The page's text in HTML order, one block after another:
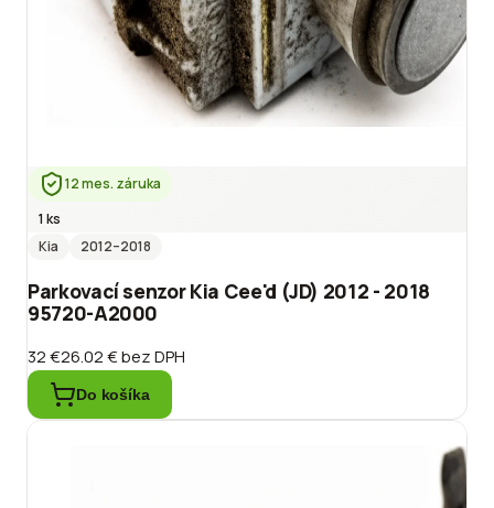
12 mes. záruka
1 ks
Kia
2012–2018
Parkovací senzor Kia Cee'd (JD) 2012 - 2018
95720-A2000
32 €26.02 €bez DPH
Do košíka